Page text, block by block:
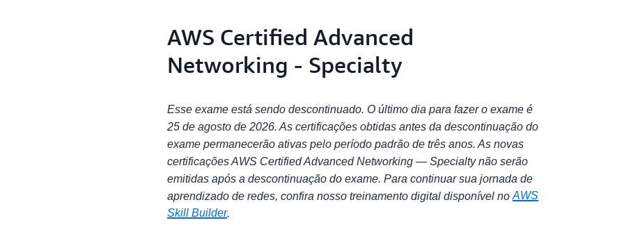
AWS Certified Advanced
Networking - Specialty
Esse exame está sendo descontinuado. O último dia para fazer o exame é
25 de agosto de 2026. As certificações obtidas antes da descontinuação do
exame permanecerão ativas pelo período padrão de três anos. As novas
certificações AWS Certified Advanced Networking — Specialty não serão
emitidas após a descontinuação do exame. Para continuar sua jornada de
aprendizado de redes, confira nosso treinamento digital disponível noAWS
Skill Builder.